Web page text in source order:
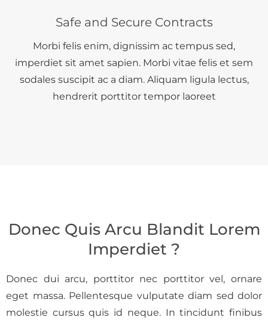
Safe and Secure Contracts
Morbi felis enim, dignissim ac tempus sed,
imperdiet sit amet sapien. Morbi vitae felis et sem
sodales suscipit ac a diam. Aliquam ligula lectus,
hendrerit porttitor tempor laoreet
Donec Quis Arcu Blandit Lorem
Imperdiet ?
Donec dui arcu, porttitor nec porttitor vel, ornare
eget massa. Pellentesque vulputate diam sed dolor
molestie cursus quis id neque. In tincidunt finibus